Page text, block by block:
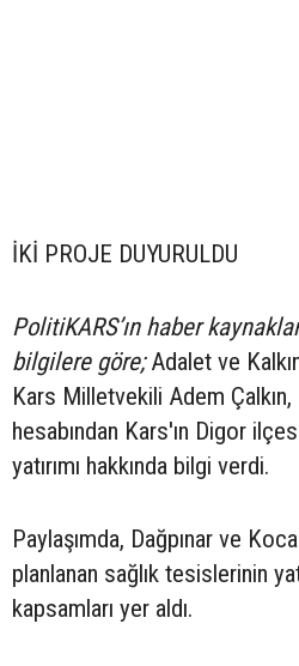
İKİ PROJE DUYURULDU
PolitiKARS’ın haber
bilgilere göre;Adalet ve
Kars Milletvekili Adem
hesabından Kars'ın Digor
yatırımı hakkında bilgi verdi.
Paylaşımda, Dağpınar ve
planlanan sağlık tesislerinin
kapsamları yer aldı.